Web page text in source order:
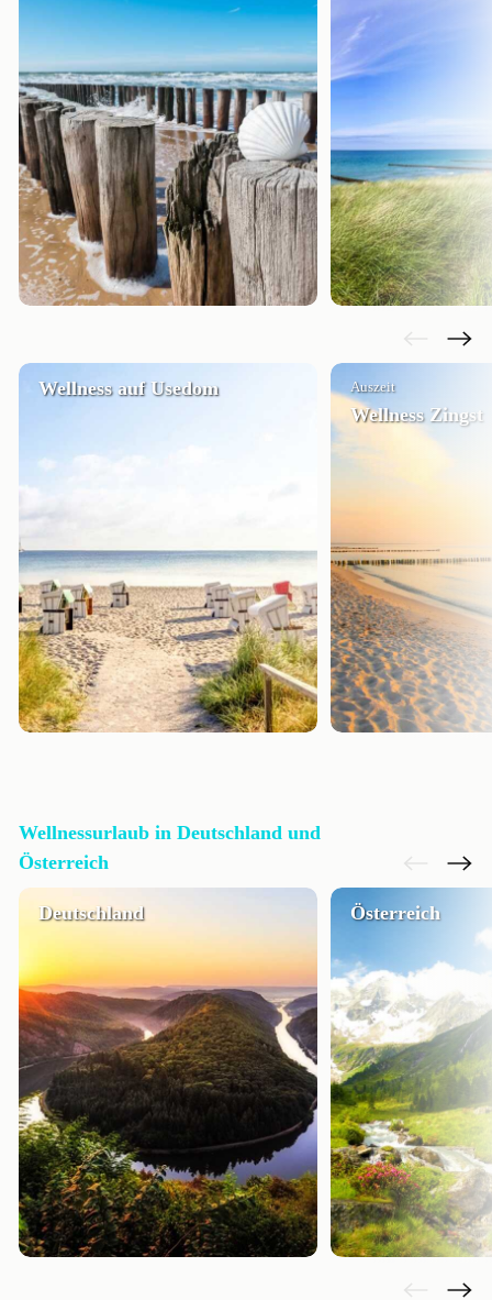
Wellness auf Usedom Auszeit
Wellness Zingst
Wellnessurlaub in Deutschland und
Österreich
Deutschland Österreich